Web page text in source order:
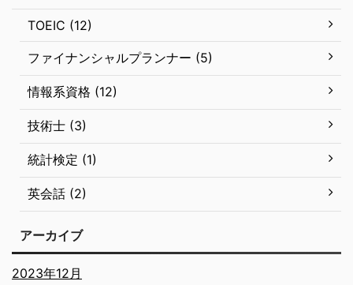
TOEIC (12)
ファイナンシャルプランナー (5)
情報系資格 (12)
技術士 (3)
統計検定 (1)
英会話 (2)
アーカイブ
2023年12月